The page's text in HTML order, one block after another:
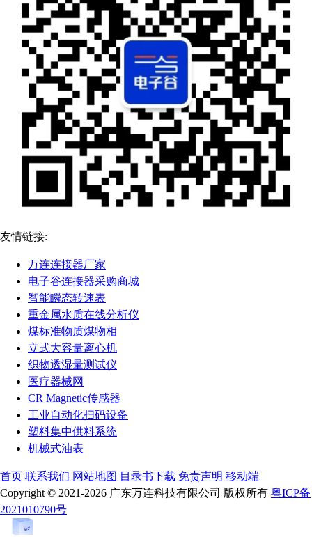
友情链接:
万连连接器厂家
电子谷连接器采购商城
智能瞬态转速表
重金属水质在线分析仪
煤标准物质煤物相
立式大容量离心机
织物透湿量测试仪
医疗器械网
CR Magnetic传感器
工业自动化扫码设备
塑料集中供料系统
机械式油表
首页 联系我们 网站地图 目录书下载 免责声明 移动端
Copyright © 2021-2026 广东万连科技有限公司 版权所有 粤ICP备
2021010790号